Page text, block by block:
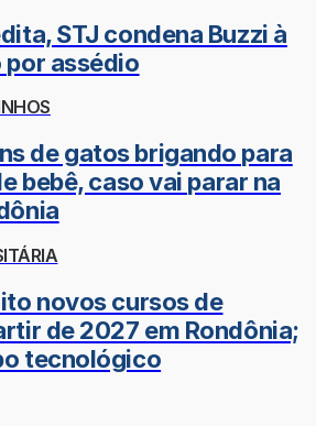
STJ condena Buzzi à
por assédio
de gatos brigando para
bebê, caso vai parar na
novos cursos de
de 2027 em Rondônia;
tecnológico